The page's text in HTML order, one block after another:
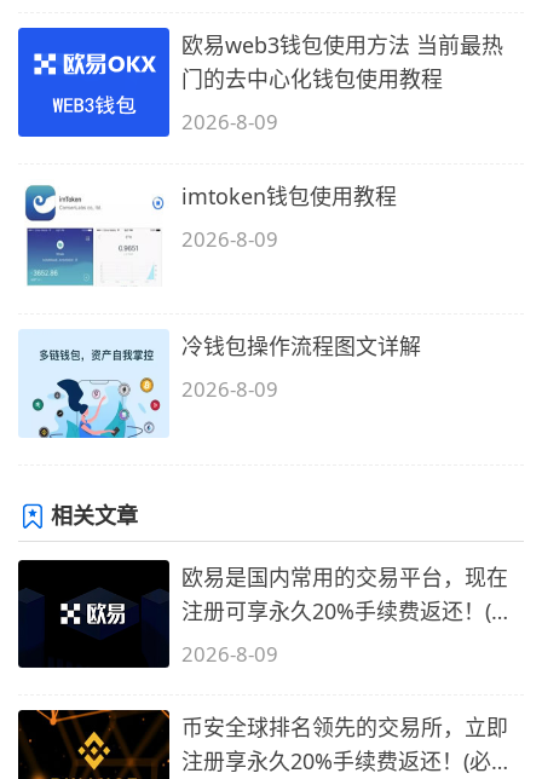
欧易web3钱包使用方法 当前最热
门的去中心化钱包使用教程
2026-8-09
imtoken钱包使用教程
2026-8-09
冷钱包操作流程图文详解
2026-8-09
相关文章
欧易是国内常用的交易平台，现在
注册可享永久20%手续费返还！(必
备1)
2026-8-09
币安全球排名领先的交易所，立即
注册享永久20%手续费返还！(必备